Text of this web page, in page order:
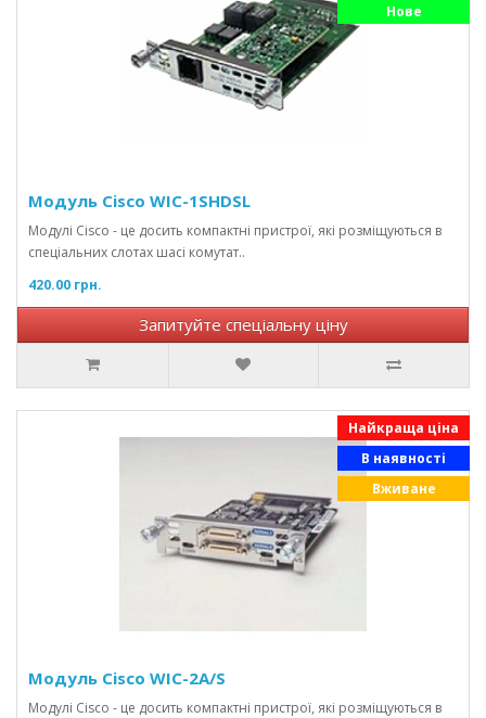
Нове
Модуль Cisco WIC-1SHDSL
Модулі Cisco - це досить компактні пристрої, які розміщуються в
спеціальних слотах шасі комутат..
420.00 грн.
Запитуйте спеціальну ціну
Найкраща ціна
В наявності
Вживане
Модуль Cisco WIC-2A/S
Модулі Cisco - це досить компактні пристрої, які розміщуються в